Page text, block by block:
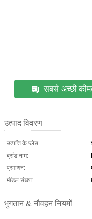
सबसे अच्छी
उत्पाद विवरण
उत्पत्ति के प्लेस:
ब्रांड नाम:
प्रमाणन:
मॉडल संख्या:
भुगतान & नौवहन नियमों